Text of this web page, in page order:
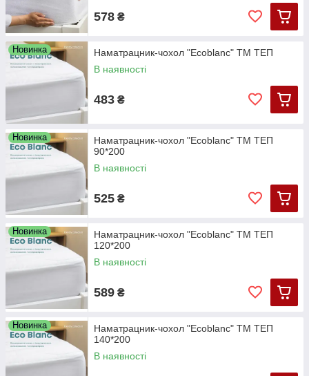
578 ₴
Новинка
Наматрацник-чохол "Ecoblanc" ТМ ТЕП
В наявності
483 ₴
Новинка
Наматрацник-чохол "Ecoblanc" ТМ ТЕП
90*200
В наявності
525 ₴
Новинка
Наматрацник-чохол "Ecoblanc" ТМ ТЕП
120*200
В наявності
589 ₴
Новинка
Наматрацник-чохол "Ecoblanc" ТМ ТЕП
140*200
В наявності